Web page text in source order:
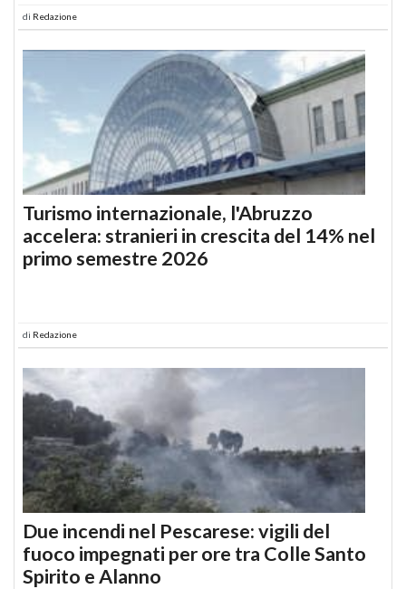
di Redazione
Turismo internazionale, l'Abruzzo
accelera: stranieri in crescita del 14% nel
primo semestre 2026
di Redazione
Due incendi nel Pescarese: vigili del
fuoco impegnati per ore tra Colle Santo
Spirito e Alanno